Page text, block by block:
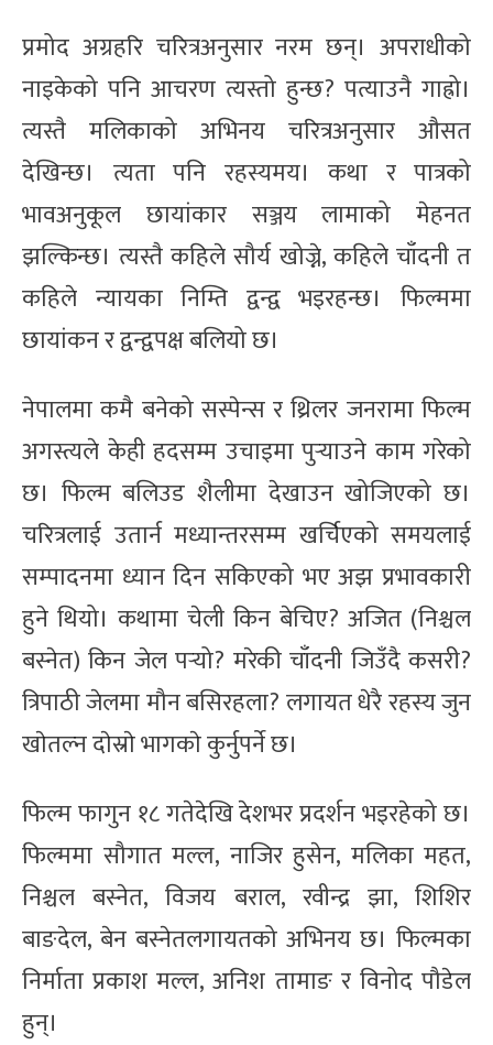
प्रमोद अग्रहरि चरित्रअनुसार नरम छन्। अपराधीको
नाइकेको पनि आचरण त्यस्तो हुन्छ? पत्याउनै गाह्रो।
त्यस्तै मलिकाको अभिनय चरित्रअनुसार औसत
देखिन्छ। त्यता पनि रहस्यमय। कथा र पात्रको
भावअनुकूल छायांकार सञ्जय लामाको मेहनत
झल्किन्छ। त्यस्तै कहिले सौर्य खोज्ने, कहिले चाँदनी त
कहिले न्यायका निम्ति द्वन्द्व भइरहन्छ। फिल्ममा
छायांकन र द्वन्द्वपक्ष बलियो छ।
नेपालमा कमै बनेको सस्पेन्स र थ्रिलर जनरामा फिल्म
अगस्त्यले केही हदसम्म उचाइमा पुर्‍याउने काम गरेको
छ। फिल्म बलिउड शैलीमा देखाउन खोजिएको छ।
चरित्रलाई उतार्न मध्यान्तरसम्म खर्चिएको समयलाई
सम्पादनमा ध्यान दिन सकिएको भए अझ प्रभावकारी
हुने थियो। कथामा चेली किन बेचिए? अजित (निश्चल
बस्नेत) किन जेल पर्‍यो? मरेकी चाँदनी जिउँदै कसरी?
त्रिपाठी जेलमा मौन बसिरहला? लगायत धेरै रहस्य जुन
खाेतल्न दाेस्राे भागकाे कुर्नुपर्ने छ।
फिल्म फागुन १८ गतेदेखि देशभर प्रदर्शन भइरहेको छ।
फिल्ममा सौगात मल्ल, नाजिर हुसेन, मलिका महत,
निश्चल बस्नेत, विजय बराल, रवीन्द्र झा, शिशिर
बाङदेल, बेन बस्नेतलगायतको अभिनय छ। फिल्मका
निर्माता प्रकाश मल्ल, अनिश तामाङ र विनोद पौडेल
हुन्।